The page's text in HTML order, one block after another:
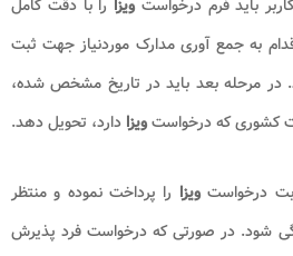
باید فرم درخواست ویزا را با دقت کامل
به جمع آوری مدارک موردنیاز جهت ثبت
در مرحله بعد باید در تاریخ مشخص شده،
کشوری که درخواستویزا دارد، تحویل دهد.
درخواستویزا را پرداخت نموده و منتظر
شود. در صورتی که درخواست فرد پذیرش